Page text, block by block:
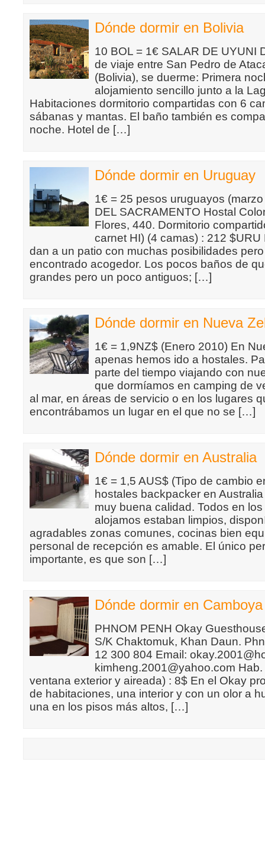
Dónde dormir en Bolivia
10 BOL = 1€ SALAR DE UYUNI
de viaje entre San Pedro de
(Bolivia), se duerme: Primera
alojamiento sencillo junto a la
Habitaciones dormitorio compartidas con 6
sábanas y mantas. El baño también es
noche. Hotel de […]
Dónde dormir en Uruguay
1€ = 25 pesos uruguayos
DEL SACRAMENTO Hostal
Flores, 440. Dormitorio
carnet HI) (4 camas) : 212
dan a un patio con muchas posibilidades
encontrado acogedor. Los pocos baños de
grandes pero un poco antiguos; […]
Dónde dormir en Nueva
1€ = 1,9NZ$ (Enero 2010) En
apenas hemos ido a hostales.
parte del tiempo viajando con
que dormíamos en camping de
al mar, en áreas de servicio o en los lugares
encontrábamos un lugar en el que no se […]
Dónde dormir en Australia
1€ = 1,5 AUS$ (Tipo de cambio
hostales backpacker en
muy buena calidad. Todos en
alojamos estaban limpios,
agradables zonas comunes, cocinas bien
personal de recepción es amable. El único
importante, es que son […]
Dónde dormir en Camboya
PHNOM PENH Okay
S/K Chaktomuk, Khan Daun.
12 300 804 Email:
kimheng.2001@yahoo.com
ventana exterior y aireada) : 8$ En el Okay
de habitaciones, una interior y con un olor a
una en los pisos más altos, […]